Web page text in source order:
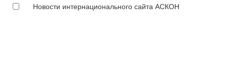
Новости интернационального сайта АСКОН